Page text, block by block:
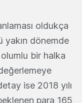
oldukça
yakın dönemde
bir halka
ise 2018 yılı
para 165